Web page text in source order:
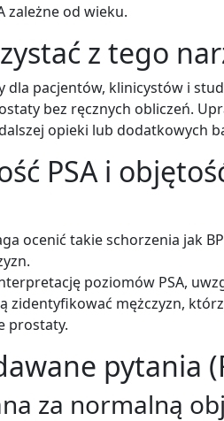
zależne od wieku.
z tego
dla pacjentów, klinicystów i
bez ręcznych obliczeń.
opieki lub dodatkowych
PSA i
ocenić takie schorzenia jak
poziomów PSA,
zidentyfikować mężczyzn,
prostaty.
pytania
za normalną